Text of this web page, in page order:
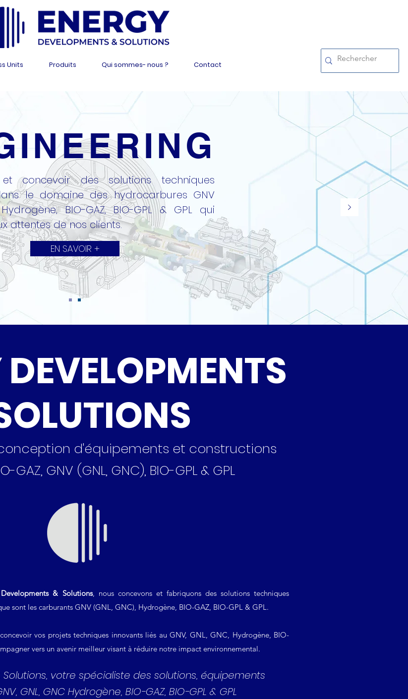
Units Produits Qui sommes- nous ? Contact
concevoir des solutions techniques
le domaine des hydrocarbures GNV
BIO-GAZ, BIO-GPL & GPL qui
attentes de nos clients.
EN SAVOIR +
DEVELOPMENTS
d'équipements et constructions
GAZ, GNV (GNL, GNC), BIO-GPL & GPL
& Solutions, nous concevons et fabriquons des solutions techniques
sont les carburants GNV (GNL, GNC), Hydrogène, BIO-GAZ, BIO-GPL & GPL.
vos projets techniques innovants liés au GNV, GNL, GNC, Hydrogène, BIO-
vers un avenir meilleur visant à réduire notre impact environnemental.
votre spécialiste des solutions, équipements
GNL, GNC Hydrogène, BIO-GAZ, BIO-GPL & GPL